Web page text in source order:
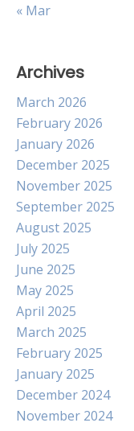
« Mar
Archives
March 2026
February 2026
January 2026
December 2025
November 2025
September 2025
August 2025
July 2025
June 2025
May 2025
April 2025
March 2025
February 2025
January 2025
December 2024
November 2024